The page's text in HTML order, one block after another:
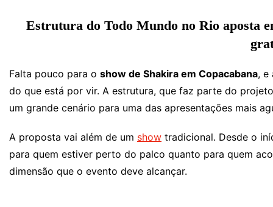
Estrutura do Todo Mundo no Rio aposta
Falta pouco para o show de Shakira em Copacabana, e
do que está por vir. A estrutura, que faz parte do
um grande cenário para uma das apresentações mais
A proposta vai além de um show tradicional. Desde o
para quem estiver perto do palco quanto para quem
dimensão que o evento deve alcançar.